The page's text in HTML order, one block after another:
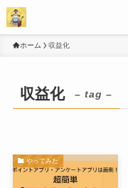
ホーム 収益化
収益化 – tag –
やってみた